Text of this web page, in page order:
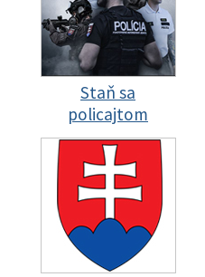
Staň sa
policajtom